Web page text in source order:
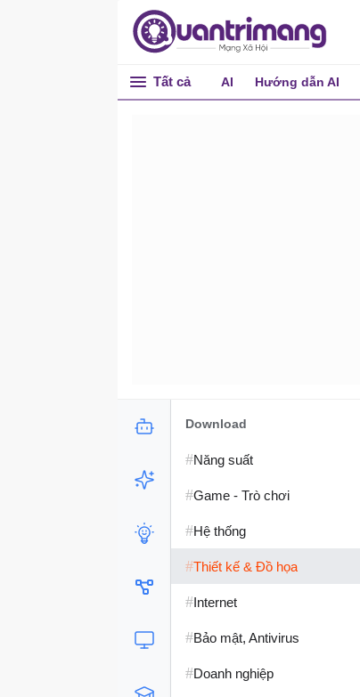
Tất cả AI Hướng dẫn AI
Download
#Năng suất
#Game - Trò chơi
#Hệ thống
#Thiết kế & Đồ họa
#Internet
#Bảo mật, Antivirus
#Doanh nghiệp